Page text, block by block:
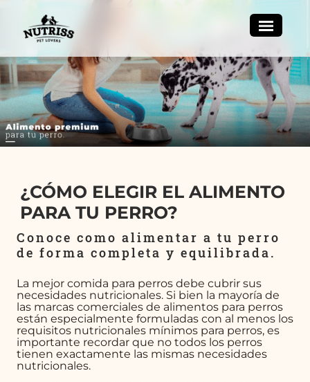
¿CÓMO ELEGIR EL ALIMENTO
PARA TU PERRO?
Conoce como alimentar a tu perro
de forma completa y equilibrada.
La mejor comida para perros debe cubrir sus
necesidades nutricionales. Si bien la mayoría de
las marcas comerciales de alimentos para perros
están especialmente formuladas con al menos los
requisitos nutricionales mínimos para perros, es
importante recordar que no todos los perros
tienen exactamente las mismas necesidades
nutricionales.